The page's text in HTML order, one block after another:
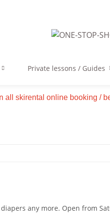
Private lessons / Guides
all skirental online booking /
any more. Open from